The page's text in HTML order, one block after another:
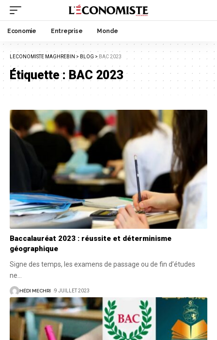
Economie Entreprise Monde
LECONOMISTE MAGHREBIN > BLOG > BAC 2023
Étiquette :BAC 2023
Baccalauréat 2023 : réussite et déterminisme
géographique
Signe des temps, les examens de passage ou de fin d’études
ne
HÉDI MECHRI 9 JUILLET 2023